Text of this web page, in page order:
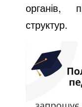
органів,
структур.